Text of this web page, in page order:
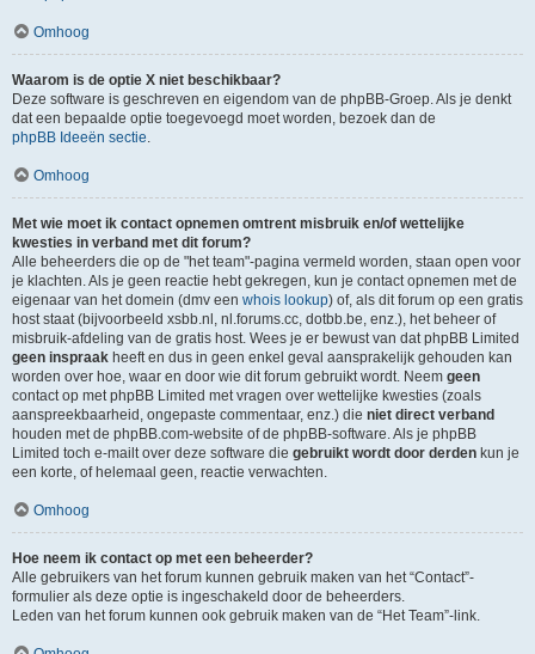
Omhoog
Waarom is de optie X niet beschikbaar?
Deze software is geschreven en eigendom van de phpBB-Groep. Als je denkt
dat een bepaalde optie toegevoegd moet worden, bezoek dan de
phpBB Ideeën sectie.
Omhoog
Met wie moet ik contact opnemen omtrent misbruik en/of wettelijke
kwesties in verband met dit forum?
Alle beheerders die op de "het team"-pagina vermeld worden, staan open voor
je klachten. Als je geen reactie hebt gekregen, kun je contact opnemen met de
eigenaar van het domein (dmv een whois lookup) of, als dit forum op een gratis
host staat (bijvoorbeeld xsbb.nl, nl.forums.cc, dotbb.be, enz.), het beheer of
misbruik-afdeling van de gratis host. Wees je er bewust van dat phpBB Limited
geen inspraak heeft en dus in geen enkel geval aansprakelijk gehouden kan
worden over hoe, waar en door wie dit forum gebruikt wordt. Neem geen
contact op met phpBB Limited met vragen over wettelijke kwesties (zoals
aanspreekbaarheid, ongepaste commentaar, enz.) die niet direct verband
houden met de phpBB.com-website of de phpBB-software. Als je phpBB
Limited toch e-mailt over deze software die gebruikt wordt door derden kun je
een korte, of helemaal geen, reactie verwachten.
Omhoog
Hoe neem ik contact op met een beheerder?
Alle gebruikers van het forum kunnen gebruik maken van het “Contact”-
formulier als deze optie is ingeschakeld door de beheerders.
Leden van het forum kunnen ook gebruik maken van de “Het Team”-link.